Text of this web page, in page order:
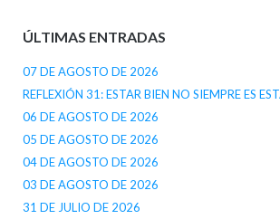
ÚLTIMAS ENTRADAS
07 DE AGOSTO DE 2026
REFLEXIÓN 31: ESTAR BIEN NO SIEMPRE ES
06 DE AGOSTO DE 2026
05 DE AGOSTO DE 2026
04 DE AGOSTO DE 2026
03 DE AGOSTO DE 2026
31 DE JULIO DE 2026